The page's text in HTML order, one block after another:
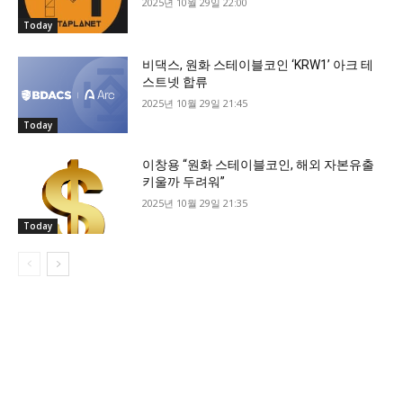
Today
Today
비댁스, 원화 스테이블코인 ‘KRW1’ 아크 테
스트넷 합류
2025년 10월 29일 21:45
Today
이창용 “원화 스테이블코인, 해외 자본유출
키울까 두려워”
2025년 10월 29일 21:35